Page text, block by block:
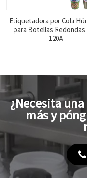
Etiquetadora por Cola
para Botellas Redondas
120A
¿Necesita una
más y